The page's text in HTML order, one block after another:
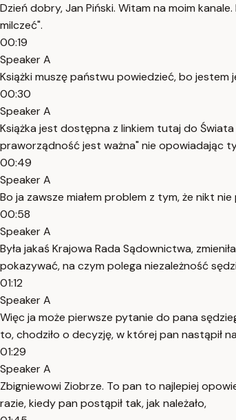
Dzień dobry, Jan Piński. Witam na moim
milczeć".
00:19
Speaker A
Książki muszę państwu powiedzieć, bo
00:30
Speaker A
Książka jest dostępna z linkiem tutaj do
praworządność jest ważna" nie opowiadając
00:49
Speaker A
Bo ja zawsze miałem problem z tym, że nikt
00:58
Speaker A
Była jakaś Krajowa Rada Sądownictwa,
pokazywać, na czym polega niezależność
01:12
Speaker A
Więc ja może pierwsze pytanie do pana
to, chodziło o decyzję, w której pan nastąpił
01:29
Speaker A
Zbigniewowi Ziobrze. To pan to najlepiej
razie, kiedy pan postąpił tak, jak należało,